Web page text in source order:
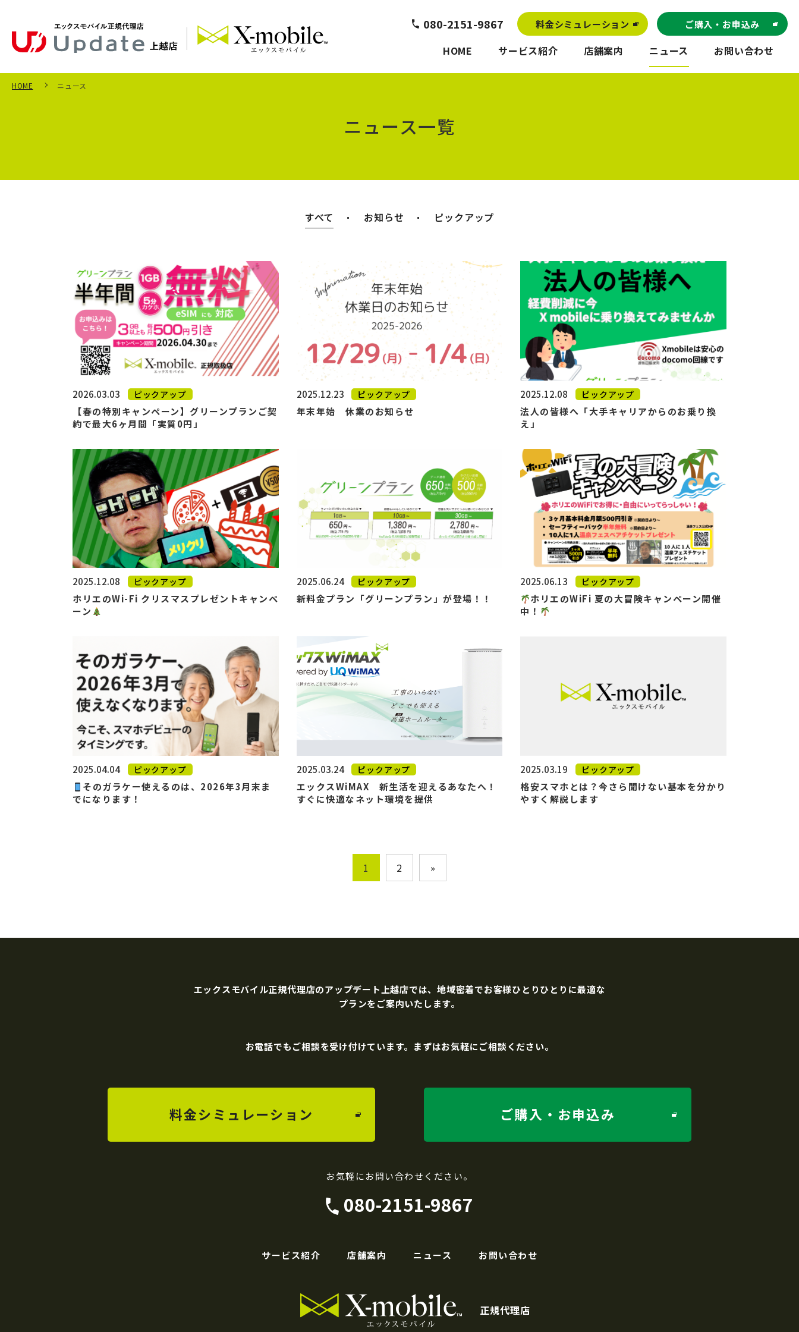
HOME サービス紹介 店舗案内 ニュース お問い合わせ
080-2151-9867 料金シミュレーション ご購入・お申込み
HOME ニュース
ニュース一覧
すべて お知らせ ピックアップ
2026.03.03 ピックアップ
【春の特別キャンペーン】グリーンプランご契
約で最大6ヶ月間「実質0円」
2025.12.23 ピックアップ
年末年始 休業のお知らせ
2025.12.08 ピックアップ
法人の皆様へ「大手キャリアからのお乗り換
え」
2025.12.08 ピックアップ
ホリエのWi-Fi クリスマスプレゼントキャンペ
ーン
2025.06.24 ピックアップ
新料金プラン「グリーンプラン」が登場！！
2025.06.13 ピックアップ
ホリエのWiFi 夏の大冒険キャンペーン開催
中！
2025.04.04 ピックアップ
そのガラケー使えるのは、2026年3月末ま
でになります！
2025.03.24 ピックアップ
エックスWiMAX 新生活を迎えるあなたへ！
すぐに快適なネット環境を提供
2025.03.19 ピックアップ
格安スマホとは？今さら聞けない基本を分かり
やすく解説します
1 2 »
エックスモバイル正規代理店のアップデート上越店では、地域密着でお客様ひとりひとりに最適な
プランをご案内いたします。
お電話でもご相談を受け付けています。まずはお気軽にご相談ください。
料金シミュレーション ご購入・お申込み
お気軽にお問い合わせください。
080-2151-9867
サービス紹介 店舗案内 ニュース お問い合わせ
正規代理店